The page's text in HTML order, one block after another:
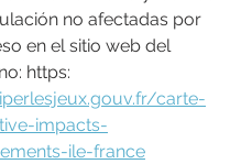
no afectadas por
en el sitio web del
https:
carte-
impacts-
ile-france